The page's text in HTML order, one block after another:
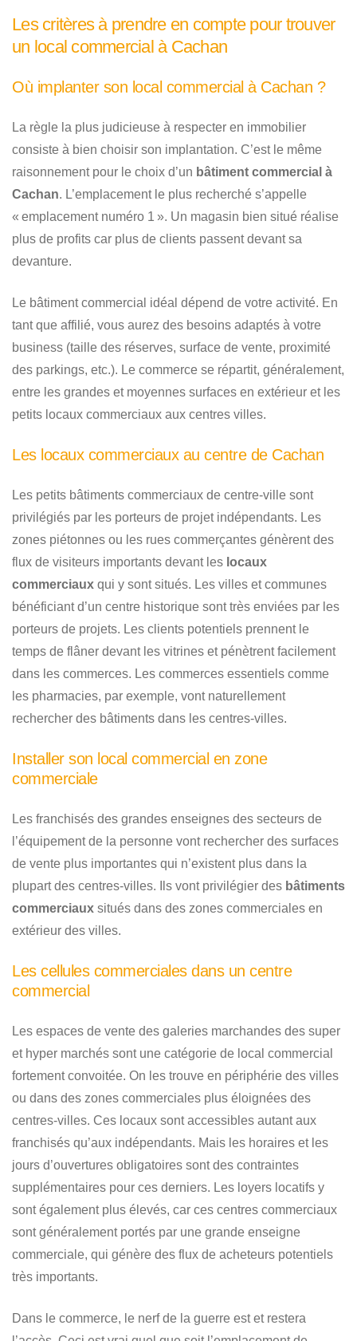
Les critères à prendre en compte pour trouver
un local commercial à Cachan
Où implanter son local commercial à Cachan ?
La règle la plus judicieuse à respecter en immobilier
consiste à bien choisir son implantation. C’est le même
raisonnement pour le choix d’un bâtiment commercial à
Cachan. L’emplacement le plus recherché s’appelle
« emplacement numéro 1 ». Un magasin bien situé réalise
plus de profits car plus de clients passent devant sa
devanture.
Le bâtiment commercial idéal dépend de votre activité. En
tant que affilié, vous aurez des besoins adaptés à votre
business (taille des réserves, surface de vente, proximité
des parkings, etc.). Le commerce se répartit, généralement,
entre les grandes et moyennes surfaces en extérieur et les
petits locaux commerciaux aux centres villes.
Les locaux commerciaux au centre de Cachan
Les petits bâtiments commerciaux de centre-ville sont
privilégiés par les porteurs de projet indépendants. Les
zones piétonnes ou les rues commerçantes génèrent des
flux de visiteurs importants devant les locaux
commerciaux qui y sont situés. Les villes et communes
bénéficiant d’un centre historique sont très enviées par les
porteurs de projets. Les clients potentiels prennent le
temps de flâner devant les vitrines et pénètrent facilement
dans les commerces. Les commerces essentiels comme
les pharmacies, par exemple, vont naturellement
rechercher des bâtiments dans les centres-villes.
Installer son local commercial en zone
commerciale
Les franchisés des grandes enseignes des secteurs de
l’équipement de la personne vont rechercher des surfaces
de vente plus importantes qui n’existent plus dans la
plupart des centres-villes. Ils vont privilégier des bâtiments
commerciaux situés dans des zones commerciales en
extérieur des villes.
Les cellules commerciales dans un centre
commercial
Les espaces de vente des galeries marchandes des super
et hyper marchés sont une catégorie de local commercial
fortement convoitée. On les trouve en périphérie des villes
ou dans des zones commerciales plus éloignées des
centres-villes. Ces locaux sont accessibles autant aux
franchisés qu’aux indépendants. Mais les horaires et les
jours d’ouvertures obligatoires sont des contraintes
supplémentaires pour ces derniers. Les loyers locatifs y
sont également plus élevés, car ces centres commerciaux
sont généralement portés par une grande enseigne
commerciale, qui génère des flux de acheteurs potentiels
très importants.
Dans le commerce, le nerf de la guerre est et restera